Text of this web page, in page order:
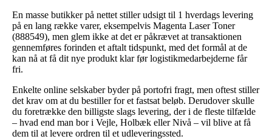
En masse butikker på nettet stiller udsigt til 1 hverdags levering
på en lang række varer, eksempelvis Magenta Laser Toner
(888549), men glem ikke at det er påkrævet at transaktionen
gennemføres forinden et aftalt tidspunkt, med det formål at de
kan nå at få dit nye produkt klar før logistikmedarbejderne får
fri.
Enkelte online selskaber byder på portofri fragt, men oftest stiller
det krav om at du bestiller for et fastsat beløb. Derudover skulle
du foretrække den billigste slags levering, der i de fleste tilfælde
– hvad end man bor i Vejle, Holbæk eller Nivå – vil blive at få
dem til at levere ordren til et udleveringssted.